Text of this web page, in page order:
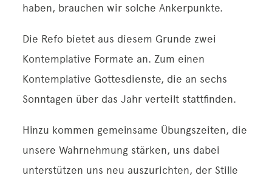
haben, brauchen wir solche Ankerpunkte.
Die Refo bietet aus diesem Grunde zwei
Kontemplative Formate an. Zum einen
Kontemplative Gottesdienste, die an sechs
Sonntagen über das Jahr verteilt stattfinden.
Hinzu kommen gemeinsame Übungszeiten, die
unsere Wahrnehmung stärken, uns dabei
unterstützen uns neu auszurichten, der Stille